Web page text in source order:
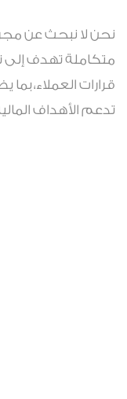
نحن لا نبحث عن
متكاملة تهدف إلى
قرارات العملاء،
تدعم الأهداف